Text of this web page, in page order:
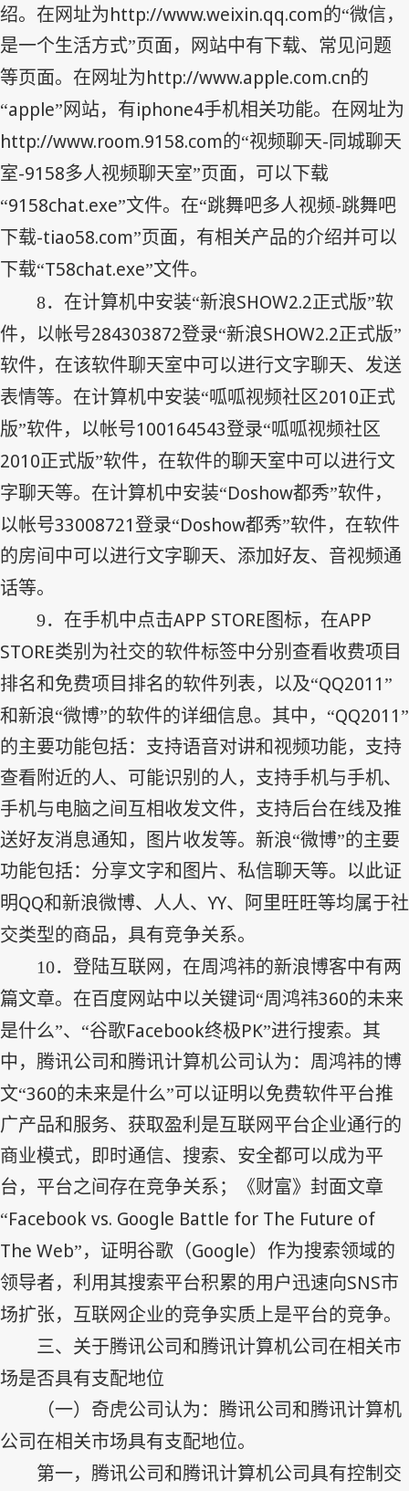
绍。在网址为http://www.weixin.qq.com的“微信，
是一个生活方式”页面，网站中有下载、常见问题
等页面。在网址为http://www.apple.com.cn的
“apple”网站，有iphone4手机相关功能。在网址为
http://www.room.9158.com的“视频聊天- 同城聊天
室-9158多人视频聊天室”页面，可以下载
“9158chat.exe”文件。在“跳舞吧多人视频-跳舞吧
下载-tiao58.com”页面，有相关产品的介绍并可以
下载“T58chat.exe”文件。
8．在计算机中安装“新浪SHOW2.2正式版”软
件，以帐号284303872登录“新浪SHOW2.2正式版”
软件，在该软件聊天室中可以进行文字聊天、发送
表情等。在计算机中安装“呱呱视频社区2010正式
版”软件，以帐号100164543登录“呱呱视频社区
2010正式版”软件，在软件的聊天室中可以进行文
字聊天等。在计算机中安装“Doshow都秀”软件，
以帐号33008721登录“Doshow都秀”软件，在软件
的房间中可以进行文字聊天、添加好友、音视频通
话等。
9．在手机中点击APP STORE图标，在APP
STORE类别为社交的软件标签中分别查看收费项目
排名和免费项目排名的软件列表，以及“QQ2011 ”
和新浪“微博”的软件的详细信息。其中，“QQ2011 ”
的主要功能包括：支持语音对讲和视频功能，支持
查看附近的人、可能识别的人，支持手机与手机、
手机与电脑之间互相收发文件，支持后台在线及推
送好友消息通知，图片收发等。新浪“微博”的主要
功能包括：分享文字和图片、私信聊天等。以此证
明QQ和新浪微博、人人、YY、阿里旺旺等均属于社
交类型的商品，具有竞争关系。
10．登陆互联网，在周鸿祎的新浪博客中有两
篇文章。在百度网站中以关键词“周鸿祎360的未来
是什么”、“谷歌Facebook终极PK”进行搜索。其
中，腾讯公司和腾讯计算机公司认为：周鸿祎的博
文“360的未来是什么”可以证明以免费软件平台推
广产品和服务、获取盈利是互联网平台企业通行的
商业模式，即时通信、搜索、安全都可以成为平
台，平台之间存在竞争关系；《财富》封面文章
“Facebook vs. Google Battle for The Future of
The Web”，证明谷歌（Google）作为搜索领域的
领导者，利用其搜索平台积累的用户迅速向SNS市
场扩张，互联网企业的竞争实质上是平台的竞争。
三、关于腾讯公司和腾讯计算机公司在相关市
场是否具有支配地位
（一）奇虎公司认为：腾讯公司和腾讯计算机
公司在相关市场具有支配地位。
第一，腾讯公司和腾讯计算机公司具有控制交